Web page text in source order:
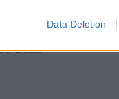
Data Deletion
σε όλες τις
2025